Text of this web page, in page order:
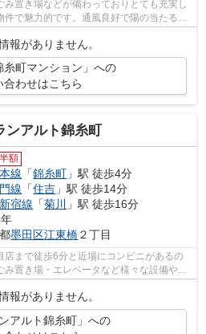
置き場などが備わっておりとても充実し
で魅力的です。通風良好で陽の当たる気
たし...
報がありません。
糸町マンション」への
合わせはこちら
ンアルト錦糸町
額
線 「錦糸町 」駅 徒歩4分
線 「住吉 」駅 徒歩14分
宿線 「菊川
」駅 徒歩16分
墨田区江東橋２丁目
店まで徒歩6分と近場にコンビニがあるの
み置き場・エレベータなど様々な設備やサ
報がありません。
アルト錦糸町」への